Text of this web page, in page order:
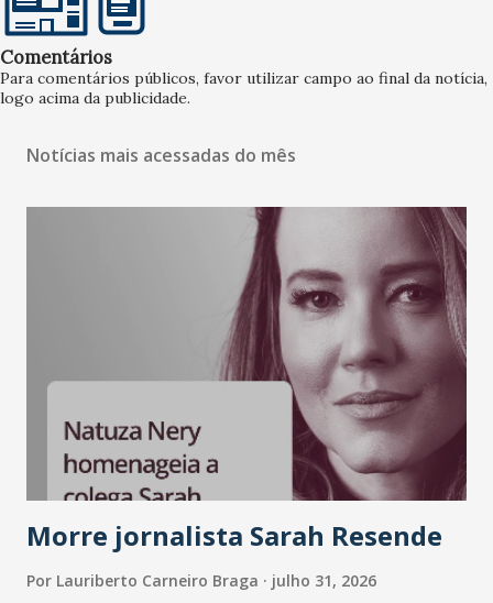
Comentários
Para comentários públicos, favor utilizar campo ao final da notícia,
logo acima da publicidade.
Notícias mais acessadas do mês
Morre jornalista Sarah Resende
Por Lauriberto Carneiro Braga julho 31, 2026